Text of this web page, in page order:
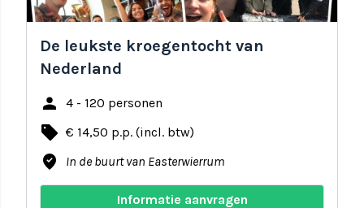
De leukste kroegentocht van
Nederland
person 4 - 120 personen
local_offer € 14,50 p.p. (incl. btw)
where_to_vote In de buurt van Easterwierrum
Informatie aanvragen